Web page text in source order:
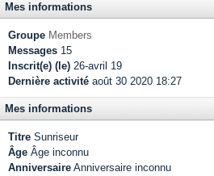
Mes informations
Groupe Members
Messages 15
Inscrit(e) (le) 26-avril 19
Dernière activité août 30 2020 18:27
Mes informations
Titre Sunriseur
Âge Âge inconnu
Anniversaire Anniversaire inconnu